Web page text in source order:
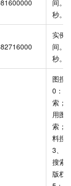
间。
秒。
实例
间。
秒。
图搜
0：
索；
用图
索；
料搜
3、7
搜索
版权